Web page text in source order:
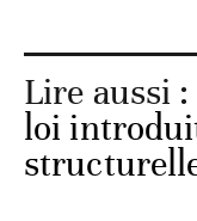
Lire aussi :
loi